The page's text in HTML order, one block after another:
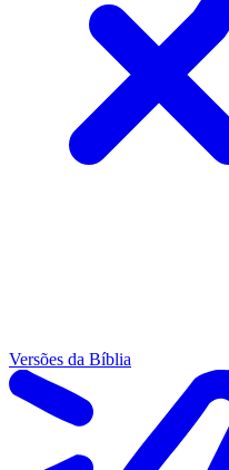
Versões da Bíblia